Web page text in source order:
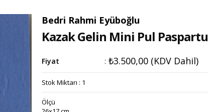
Bedri Rahmi Eyüboğlu
Kazak Gelin Mini Pul Paspartu
Fiyat : ₺3.500,00 (KDV Dahil)
Stok Miktarı : 1
Ölçü